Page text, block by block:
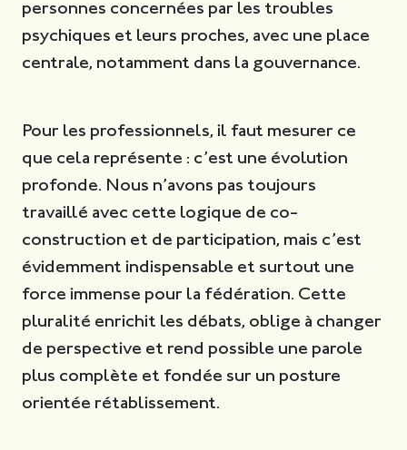
personnes concernées par les troubles
psychiques et leurs proches, avec une place
centrale, notamment dans la gouvernance.
Pour les professionnels, il faut mesurer ce
que cela représente : c’est une évolution
profonde. Nous n’avons pas toujours
travaillé avec cette logique de co-
construction et de participation, mais c’est
évidemment indispensable et surtout une
force immense pour la fédération. Cette
pluralité enrichit les débats, oblige à changer
de perspective et rend possible une parole
plus complète et fondée sur un posture
orientée rétablissement.